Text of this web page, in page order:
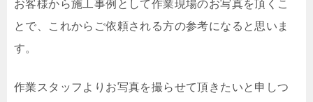
お客様から施工事例として作業現場のお写真を頂くこ
とで、これからご依頼される方の参考になると思いま
す。
作業スタッフよりお写真を撮らせて頂きたいと申しつ